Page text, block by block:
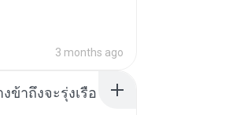
3 months ago
าถึงจะรุ่งเรือ